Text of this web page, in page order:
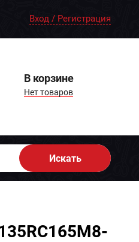
Вход / Регистрация
В корзине
Нет товаров
Искать